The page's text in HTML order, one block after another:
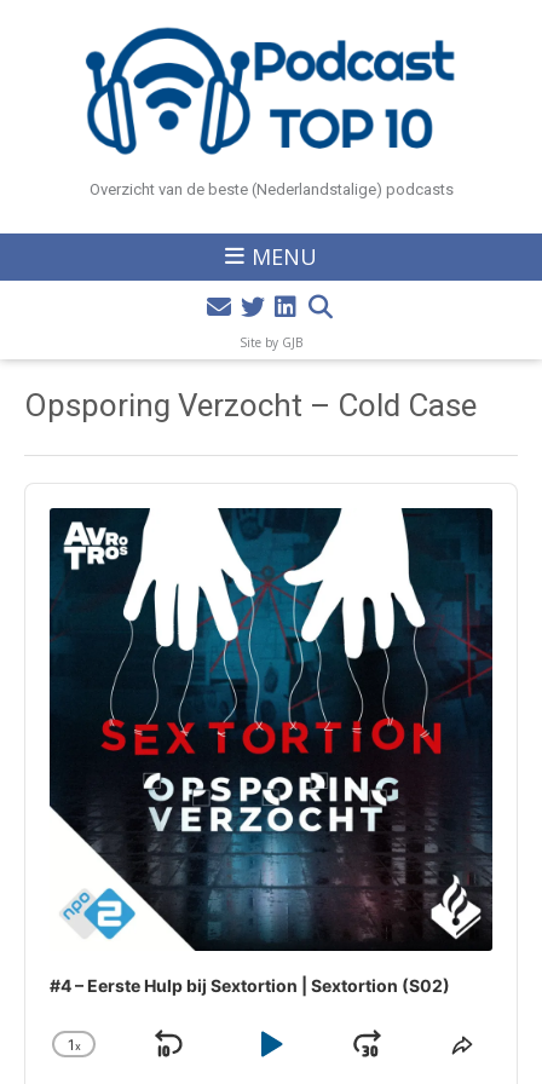
Overzicht van de beste (Nederlandstalige) podcasts
MENU
Site by GJB
Opsporing Verzocht – Cold Case
Audio
Player
#4 – Eerste Hulp bij Sextortion | Sextortion (S02)
Change
1x
Skip
Play
Jump Share